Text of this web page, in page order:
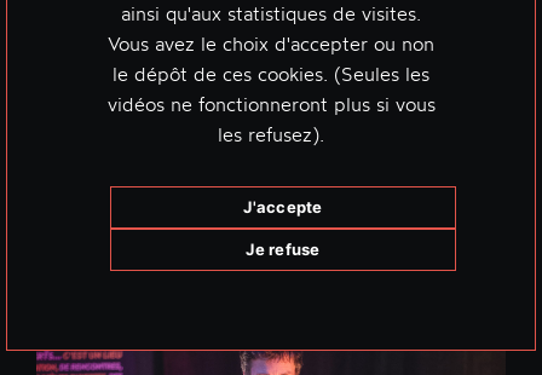
ainsi qu'aux statistiques de visites.
Vous avez le choix d'accepter ou non
le dépôt de ces cookies. (Seules les
vidéos ne fonctionneront plus si vous
les refusez).
J'accepte
Je refuse